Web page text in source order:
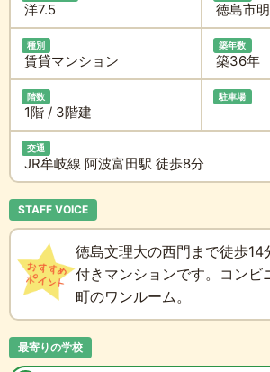
洋7.5 徳島市
種別
賃貸マンション
築年数
築36年
階数
1階 / 3階建
駐車場
交通
JR牟岐線 阿波富田駅 徒歩8分
STAFF VOICE
徳島文理大の西門まで徒歩14
付きマンションです。コンビ
町のワンルーム。
最寄りの学校